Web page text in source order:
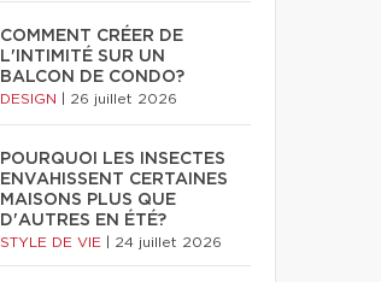
COMMENT CRÉER DE
L'INTIMITÉ SUR UN
BALCON DE CONDO?
DESIGN 26 juillet 2026
POURQUOI LES INSECTES
ENVAHISSENT CERTAINES
MAISONS PLUS QUE
D'AUTRES EN ÉTÉ?
STYLE DE VIE 24 juillet 2026